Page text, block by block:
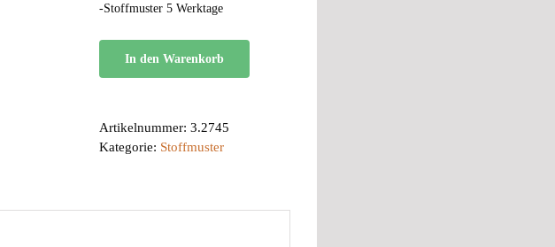
-Stoffmuster 5 Werktage
In den Warenkorb
Artikelnummer: 3.2745
Kategorie: Stoffmuster